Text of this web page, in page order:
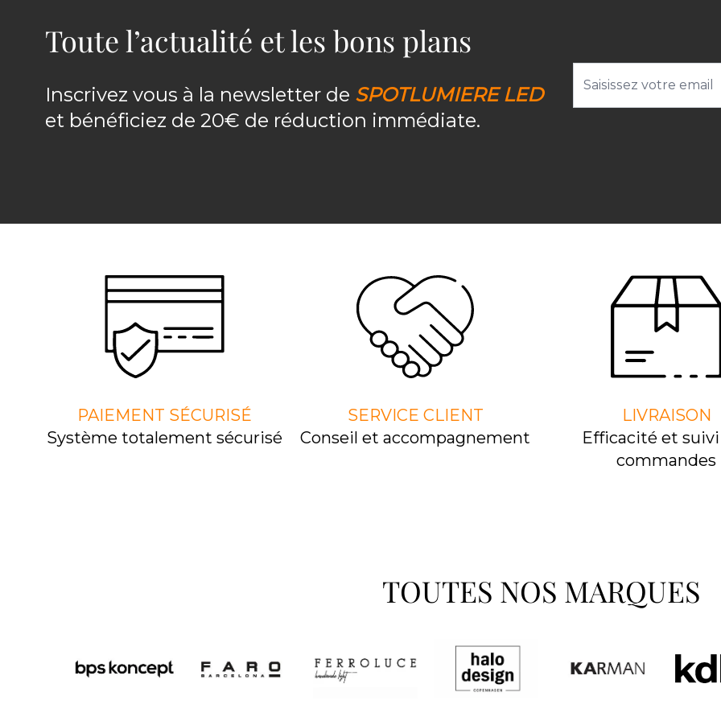
Toute l’actualité et les bons plans
Inscrivez vous à la newsletter de SPOTLUMIERE LED
et bénéficiez de 20€ de réduction immédiate.
PAIEMENT SÉCURISÉ
Système totalement sécurisé
SERVICE CLIENT
Conseil et accompagnement
LIVRAISON
Efﬁcacité et
commandes
TOUTES NOS MARQUES